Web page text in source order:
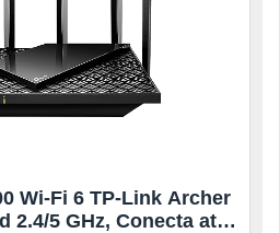
Wi-Fi 6 TP-Link Archer
2.4/5 GHz, Conecta até